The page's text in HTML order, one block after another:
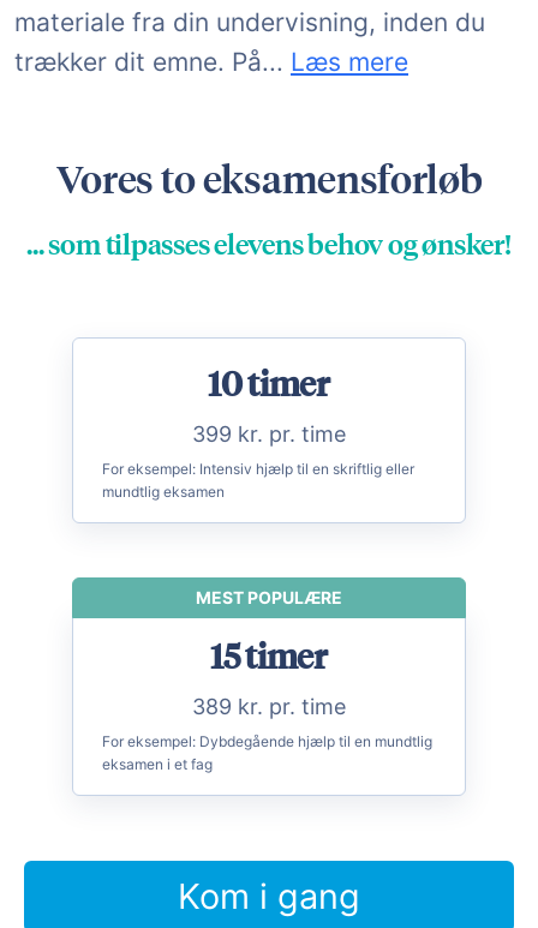
materiale fra din undervisning, inden du
trækker dit emne. Påden måde har du helt
... Læs mere
Vores to eksamensforløb
... som tilpasses elevens behov og ønsker!
10 timer
399 kr. pr. time
For eksempel: Intensiv hjælp til en skriftlig eller
mundtlig eksamen
MEST POPULÆRE
15 timer
389 kr. pr. time
For eksempel: Dybdegående hjælp til en mundtlig
eksamen i et fag
Kom i gang